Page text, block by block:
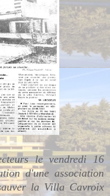
le vendredi 16
d'une association
la Villa Cavroix